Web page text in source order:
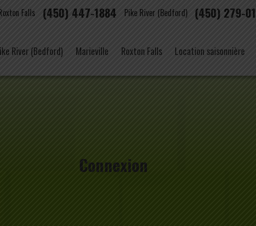
Falls (450) 447-1884 Pike River (Bedford) (450) 279-
River (Bedford) Marieville Roxton Falls Location saisonnière
Connexion